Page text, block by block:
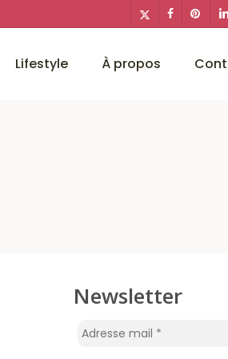
x-
twitter
facebook
Lifestyle À propos
Newsletter